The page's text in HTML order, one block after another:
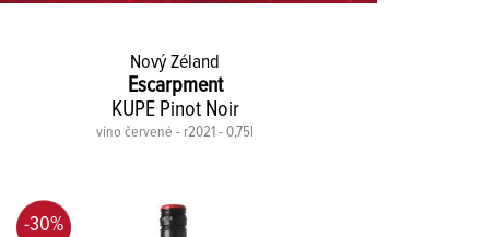
Nový Zéland
Escarpment
KUPE Pinot Noir
víno červené - r2021 - 0,75l
-30%